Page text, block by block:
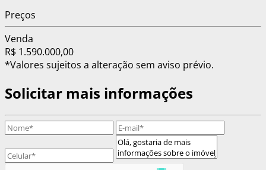
Preços
Venda
R$ 1.590.000,00
*Valores sujeitos a alteração sem aviso prévio.
Solicitar mais informações